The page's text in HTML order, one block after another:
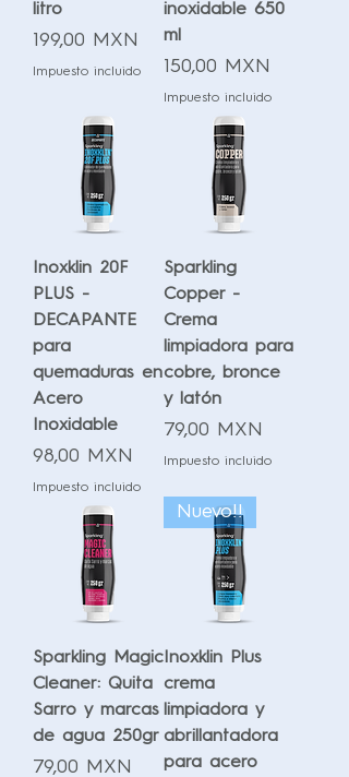
litro
Precio
199,00 MXN
Impuesto incluido
inoxidable 650
ml
Precio
150,00 MXN
Impuesto incluido
Inoxklin 20F
PLUS -
DECAPANTE
para
quemaduras en
Acero
Inoxidable
Precio
98,00 MXN
Impuesto incluido
Sparkling
Copper -
Crema
limpiadora para
cobre, bronce
y latón
Precio
79,00 MXN
Impuesto incluido
Sparkling Magic
Cleaner: Quita
Sarro y marcas
de agua 250gr
Precio
79,00 MXN
Nuevo!!
Inoxklin Plus
crema
limpiadora y
abrillantadora
para acero